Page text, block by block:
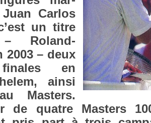
Car­los
un titre
Roland-
2003 – deux
en
ainsi
Mast­ers.
de quat­re Mast­ers